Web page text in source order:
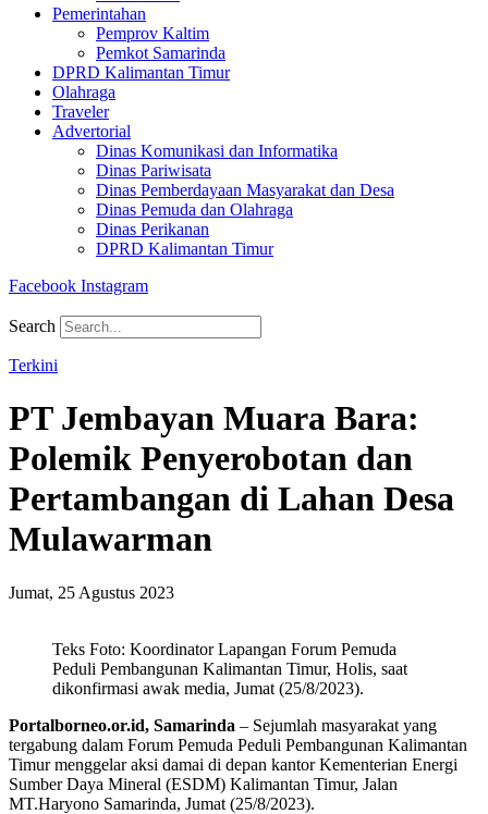
Pemerintahan
Pemprov Kaltim
Pemkot Samarinda
DPRD Kalimantan Timur
Olahraga
Traveler
Advertorial
Dinas Komunikasi dan Informatika
Dinas Pariwisata
Dinas Pemberdayaan Masyarakat dan Desa
Dinas Pemuda dan Olahraga
Dinas Perikanan
DPRD Kalimantan Timur
Facebook Instagram
Search
Terkini
PT Jembayan Muara Bara:
Polemik Penyerobotan dan
Pertambangan di Lahan Desa
Mulawarman
Jumat, 25 Agustus 2023
Teks Foto: Koordinator Lapangan Forum Pemuda
Peduli Pembangunan Kalimantan Timur, Holis, saat
dikonfirmasi awak media, Jumat (25/8/2023).
Portalborneo.or.id, Samarinda – Sejumlah masyarakat yang
tergabung dalam Forum Pemuda Peduli Pembangunan Kalimantan
Timur menggelar aksi damai di depan kantor Kementerian Energi
Sumber Daya Mineral (ESDM) Kalimantan Timur, Jalan
MT.Haryono Samarinda, Jumat (25/8/2023).